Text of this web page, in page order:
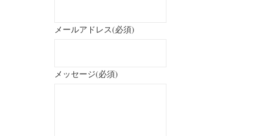
メールアドレス(必須)
メッセージ(必須)